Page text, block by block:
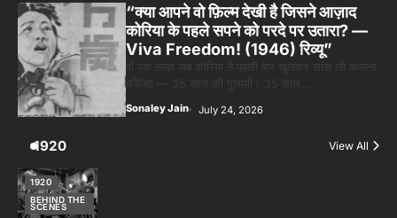
“क्या आपने वो फ़िल्म देखी है जिसने आज़ाद
कोरिया के पहले सपने को परदे पर उतारा? —
Viva Freedom! (1946) रिव्यू”
वो एक लम्हा जब कोरिया ने पहली बार खुलकर सांस ली कल्पना
कीजिए — 35 साल की गुलामी। 35 साल…
Sonaley Jain July 24, 2026
1920 View All
1920
BEHIND THE
SCENES